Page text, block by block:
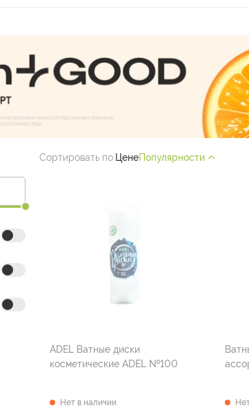
Сортировать по:ЦенеПопулярности
ADEL Ватные диски
косметические ADEL №100
Нет в наличии